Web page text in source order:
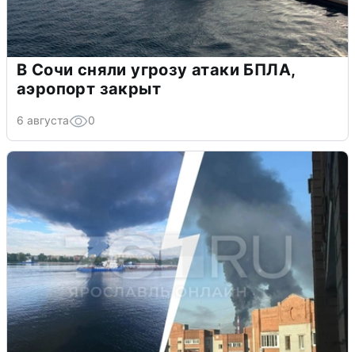
В Сочи сняли угрозу атаки БПЛА,
аэропорт закрыт
6 августа 0